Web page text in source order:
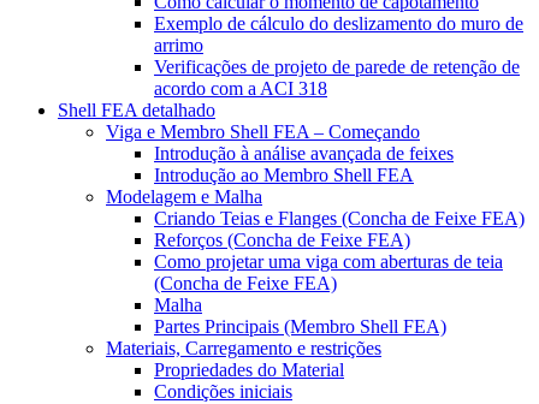
Exemplo de cálculo do deslizamento do muro de
arrimo
Verificações de projeto de parede de retenção de
acordo com a ACI 318
Shell FEA detalhado
Viga e Membro Shell FEA – Começando
Introdução à análise avançada de feixes
Introdução ao Membro Shell FEA
Modelagem e Malha
Criando Teias e Flanges (Concha de Feixe FEA)
Reforços (Concha de Feixe FEA)
Como projetar uma viga com aberturas de teia
(Concha de Feixe FEA)
Malha
Partes Principais (Membro Shell FEA)
Materiais, Carregamento e restrições
Propriedades do Material
Condições iniciais